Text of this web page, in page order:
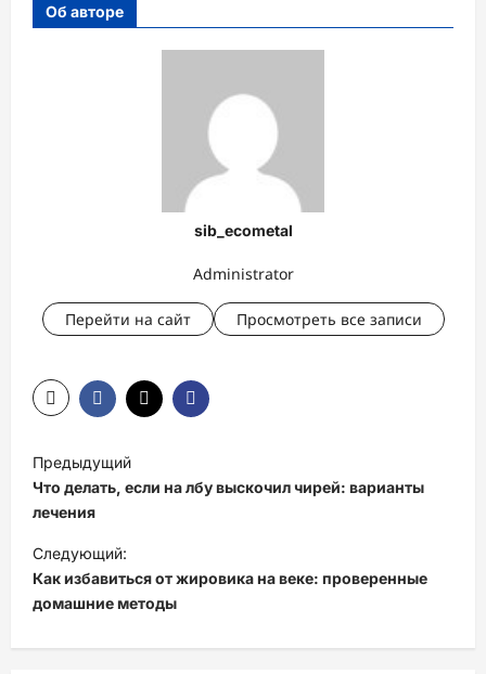
Об авторе
sib_ecometal
Administrator
Перейти на сайт Просмотреть все записи
Н
а
в
и
г
а
ц
Предыдущий
Что делать, если на лбу выскочил чирей: варианты
лечения
Следующий:
Как избавиться от жировика на веке: проверенные
домашние методы